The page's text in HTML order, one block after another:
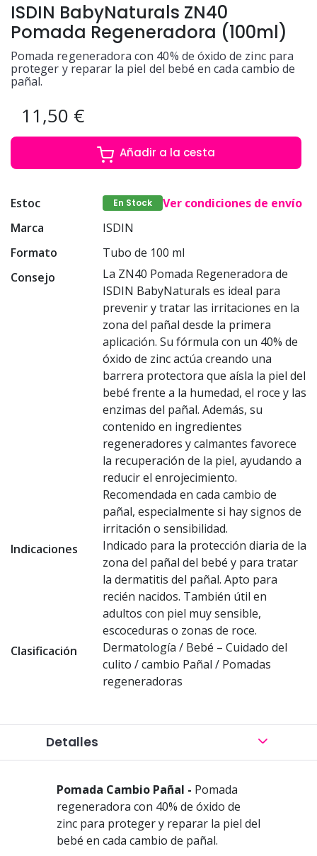
ISDIN BabyNaturals ZN40
Pomada Regeneradora (100ml)
Pomada regeneradora con 40% de óxido de zinc para
proteger y reparar la piel del bebé en cada cambio de
pañal.
11,50 €
Añadir a la cesta
Estoc En Stock
Ver condiciones de envío
Marca
ISDIN
Formato
Tubo de 100 ml
Consejo
La ZN40 Pomada Regeneradora de
ISDIN BabyNaturals es ideal para
prevenir y tratar las irritaciones en la
zona del pañal desde la primera
aplicación. Su fórmula con un 40% de
óxido de zinc actúa creando una
barrera protectora que aísla la piel del
bebé frente a la humedad, el roce y las
enzimas del pañal. Además, su
contenido en ingredientes
regeneradores y calmantes favorece
la recuperación de la piel, ayudando a
reducir el enrojecimiento.
Recomendada en cada cambio de
pañal, especialmente si hay signos de
irritación o sensibilidad.
Indicaciones
Indicado para la protección diaria de la
zona del pañal del bebé y para tratar
la dermatitis del pañal. Apto para
recién nacidos. También útil en
adultos con piel muy sensible,
escoceduras o zonas de roce.
Clasificación
Dermatología / Bebé – Cuidado del
culito / cambio Pañal / Pomadas
regeneradoras
Detalles
Pomada Cambio Pañal - Pomada
regeneradora con 40% de óxido de
zinc para proteger y reparar la piel del
bebé en cada cambio de pañal.